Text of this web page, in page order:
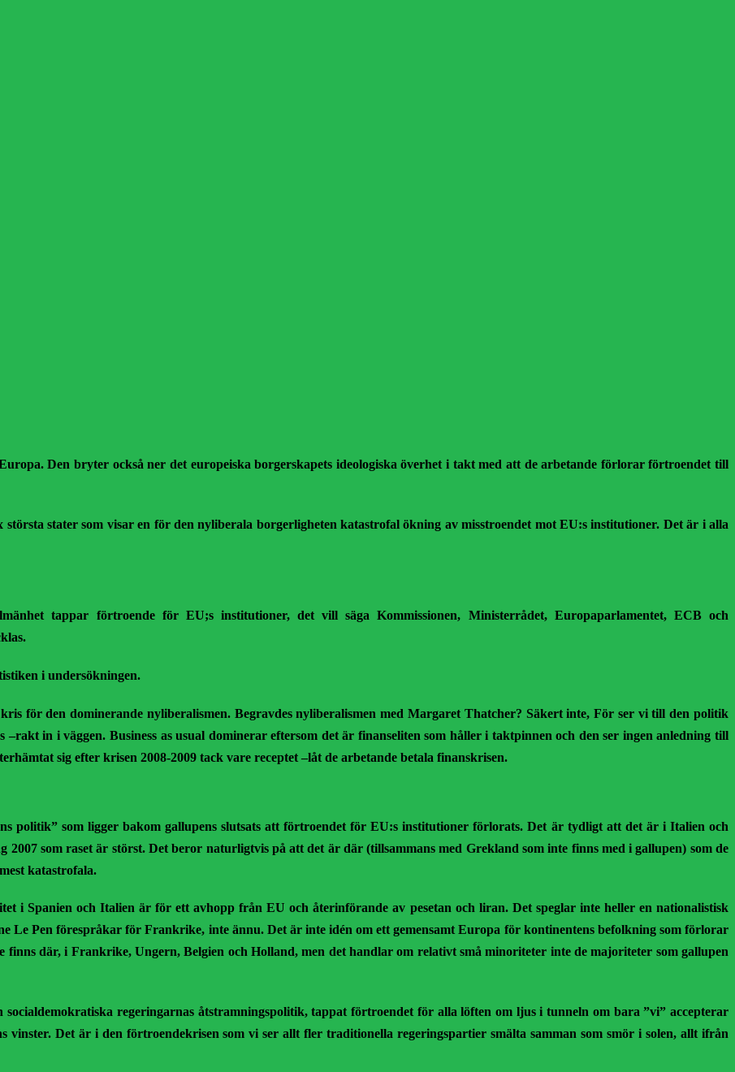
Den bryter också ner det europeiska borgerskapets ideologiska överhet i takt med att de arbetande förlorar förtroendet till
stater som visar en för den nyliberala borgerligheten katastrofal ökning av misstroendet mot EU:s institutioner. Det är i alla
tappar förtroende för EU;s institutioner, det vill säga Kommissionen, Ministerrådet, Europaparlamentet, ECB och
i undersökningen.
för den dominerande nyliberalismen. Begravdes nyliberalismen med Margaret Thatcher? Säkert inte, För ser vi till den politik
–rakt in i väggen. Business as usual dominerar eftersom det är finanseliten som håller i taktpinnen och den ser ingen anledning till
sig efter krisen 2008-2009 tack vare receptet –låt de arbetande betala finanskrisen.
politik” som ligger bakom gallupens slutsats att förtroendet för EU:s institutioner förlorats. Det är tydligt att det är i Italien och
som raset är störst. Det beror naturligtvis på att det är där (tillsammans med Grekland som inte finns med i gallupen) som de
katastrofala.
i Spanien och Italien är för ett avhopp från EU och återinförande av pesetan och liran. Det speglar inte heller en nationalistisk
Le Pen förespråkar för Frankrike, inte ännu. Det är inte idén om ett gemensamt Europa för kontinentens befolkning som förlorar
där, i Frankrike, Ungern, Belgien och Holland, men det handlar om relativt små minoriteter inte de majoriteter som gallupen
regeringarnas åtstramningspolitik, tappat förtroendet för alla löften om ljus i tunneln om bara ”vi” accepterar
Det är i den förtroendekrisen som vi ser allt fler traditionella regeringspartier smälta samman som smör i solen, allt ifrån